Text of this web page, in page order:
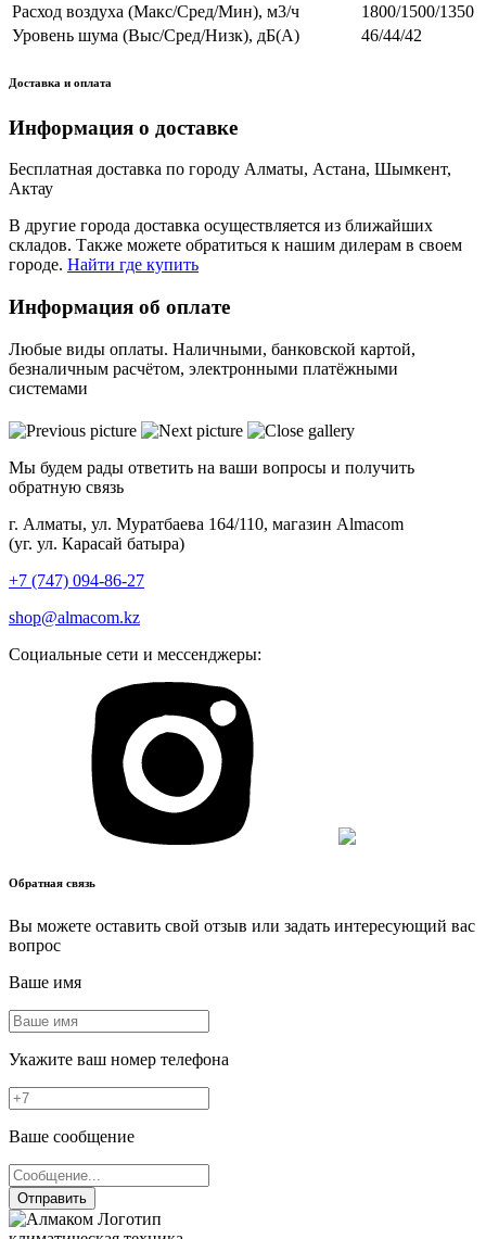
Расход воздуха (Макс/Сред/Мин), м3/ч
1800/1500/1350
Уровень шума (Выс/Сред/Низк), дБ(А)
46/44/42
Доставка и оплата
Информация о доставке
Бесплатная доставка по городу Алматы, Астана, Шымкент,
Актау
В другие города доставка осуществляется из ближайших
складов. Также можете обратиться к нашим дилерам в своем
городе. Найти где купить
Информация об оплате
Любые виды оплаты. Наличными, банковской картой,
безналичным расчётом, электронными платёжными
системами
Мы будем рады ответить на ваши вопросы и получить
обратную связь
г. Алматы, ул. Муратбаева 164/110, магазин Almacom
(уг. ул. Карасай батыра)
+7 (747) 094-86-27
shop@almacom.kz
Социальные сети и мессенджеры:
Обратная связь
Вы можете оставить свой отзыв или задать интересующий вас
вопрос
Ваше имя
Укажите ваш номер телефона
Ваше сообщение
Отправить